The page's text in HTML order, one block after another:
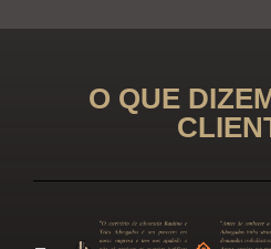
O QUE